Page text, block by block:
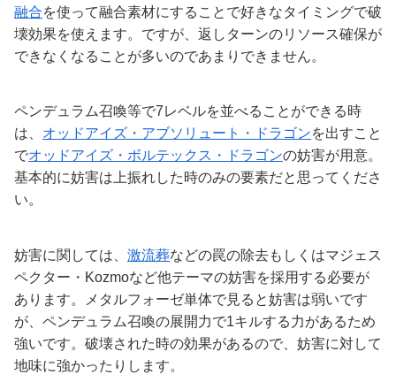
融合を使って融合素材にすることで好きなタイミングで破
壊効果を使えます。ですが、返しターンのリソース確保が
できなくなることが多いのであまりできません。
ペンデュラム召喚等で7レベルを並べることができる時
は、 オッドアイズ・アブソリュート・ドラゴンを出すこと
でオッドアイズ・ボルテックス・ドラゴンの妨害が用意。
基本的に妨害は上振れした時のみの要素だと思ってくださ
い。
妨害に関しては、 激流葬などの罠の除去もしくはマジェス
ペクター・Kozmoなど他テーマの妨害を採用する必要が
あります。メタルフォーゼ単体で見ると妨害は弱いです
が、ペンデュラム召喚の展開力で1キルする力があるため
強いです。破壊された時の効果があるので、妨害に対して
地味に強かったりします。